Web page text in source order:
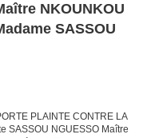
NKOUNKOU
SASSOU
PLAINTE CONTRE LA
SASSOU NGUESSO Maître